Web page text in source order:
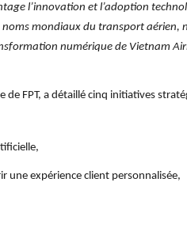
l’innovation et l’adoption
mondiaux du transport
numérique de Vietnam
FPT, a détaillé cinq initiatives
une expérience client personnalisée,